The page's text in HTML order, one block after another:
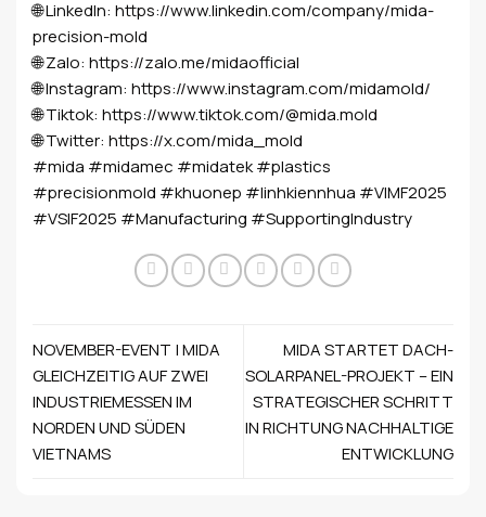
🌐 LinkedIn: https://www.linkedin.com/company/mida-
precision-mold
🌐 Zalo: https://zalo.me/midaofficial
🌐 Instagram: https://www.instagram.com/midamold/
🌐 Tiktok: https://www.tiktok.com/@mida.mold
🌐 Twitter: https://x.com/mida_mold
#mida #midamec #midatek#plastics
#precisionmold #khuonep #linhkiennhua #VIMF2025
#VSIF2025 #Manufacturing #SupportingIndustry
NOVEMBER-EVENT | MIDA
GLEICHZEITIG AUF ZWEI
INDUSTRIEMESSEN IM
NORDEN UND SÜDEN
VIETNAMS
MIDA STARTET DACH-
SOLARPANEL-PROJEKT – EIN
STRATEGISCHER SCHRITT
IN RICHTUNG NACHHALTIGE
ENTWICKLUNG